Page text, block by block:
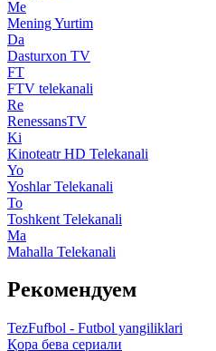
Me
Mening Yurtim
Da
Dasturxon TV
FT
FTV telekanali
Re
RenessansTV
Ki
Kinoteatr HD Telekanali
Yo
Yoshlar Telekanali
To
Toshkent Telekanali
Ma
Mahalla Telekanali
Рекомендуем
TezFufbol - Futbol yangiliklari
Қора бева сериали